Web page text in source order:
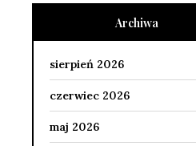
Archiwa
sierpień 2026
czerwiec 2026
maj 2026